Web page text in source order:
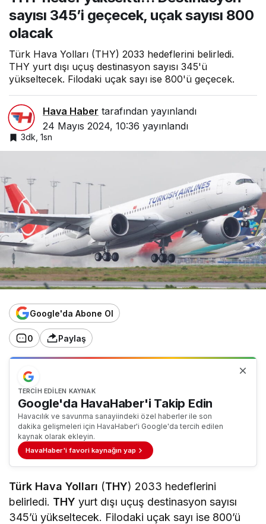
345’i geçecek,
uçak sayısı 800
sayısı 345’i geçecek, uçak sayısı 800
olacak
Türk Hava Yolları (THY) 2033 hedeflerini belirledi.
THY yurt dışı uçuş destinasyon sayısı 345'ü
yükseltecek. Filodaki uçak sayı ise 800'ü geçecek.
Hava Haber tarafından yayınlandı
24 Mayıs 2024, 10:36 yayınlandı
3dk, 1sn
Google'da Abone Ol
0 Paylaş
TERCIH EDILEN KAYNAK
Google'da HavaHaber'i Takip Edin
Havacılık ve savunma sanayiindeki özel haberler ile son
dakika gelişmeleri için HavaHaber'i Google'da tercih edilen
kaynak olarak ekleyin.
HavaHaber'i favori kaynağın yap
Türk Hava Yolları (THY) 2033 hedeflerini
belirledi. THY yurt dışı uçuş destinasyon sayısı
345’ü yükseltecek. Filodaki uçak sayı ise 800’ü